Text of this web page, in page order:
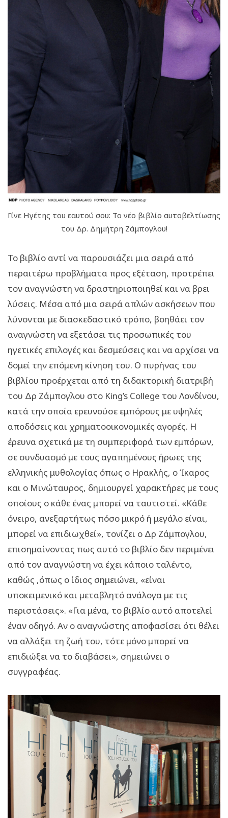
Γίνε Ηγέτης του εαυτού σου: Το νέο βιβλίο αυτοβελτίωσης
του Δρ. Δημήτρη Ζάμπογλου!
To βιβλίο αντί να παρουσιάζει μια σειρά από
περαιτέρω προβλήματα προς εξέταση, προτρέπει
τον αναγνώστη να δραστηριοποιηθεί και να βρει
λύσεις. Μέσα από μια σειρά απλών ασκήσεων που
λύνονται με διασκεδαστικό τρόπο, βοηθάει τον
αναγνώστη να εξετάσει τις προσωπικές του
ηγετικές επιλογές και δεσμεύσεις και να αρχίσει να
δομεί την επόμενη κίνηση του. Ο πυρήνας του
βιβλίου προέρχεται από τη διδακτορική διατριβή
του Δρ Ζάμπογλου στο King’s College του Λονδίνου,
κατά την οποία ερευνούσε εμπόρους με υψηλές
αποδόσεις και χρηματοοικονομικές αγορές. Η
έρευνα σχετικά με τη συμπεριφορά των εμπόρων,
σε συνδυασμό με τους αγαπημένους ήρωες της
ελληνικής μυθολογίας όπως ο Ηρακλής, ο Ίκαρος
και ο Μινώταυρος, δημιουργεί χαρακτήρες με τους
οποίους ο κάθε ένας μπορεί να ταυτιστεί. «Κάθε
όνειρο, ανεξαρτήτως πόσο μικρό ή μεγάλο είναι,
μπορεί να επιδιωχθεί», τονίζει ο Δρ Ζάμπογλου,
επισημαίνοντας πως αυτό το βιβλίο δεν περιμένει
από τον αναγνώστη να έχει κάποιο ταλέντο,
καθώς ,όπως ο ίδιος σημειώνει, «είναι
υποκειμενικό και μεταβλητό ανάλογα με τις
περιστάσεις». «Για μένα, το βιβλίο αυτό αποτελεί
έναν οδηγό. Αν ο αναγνώστης αποφασίσει ότι θέλει
να αλλάξει τη ζωή του, τότε μόνο μπορεί να
επιδιώξει να το διαβάσει», σημειώνει ο
συγγραφέας.